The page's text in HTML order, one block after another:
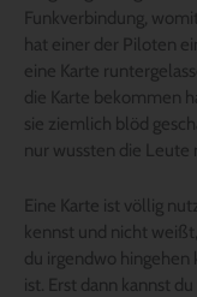
Funkverbindung,
hat einer der Piloten
eine Karte
die Karte bekommen
sie ziemlich blöd
nur wussten die Leute
Eine Karte ist völlig
kennst und nicht
du irgendwo hingehen
ist. Erst dann kannst